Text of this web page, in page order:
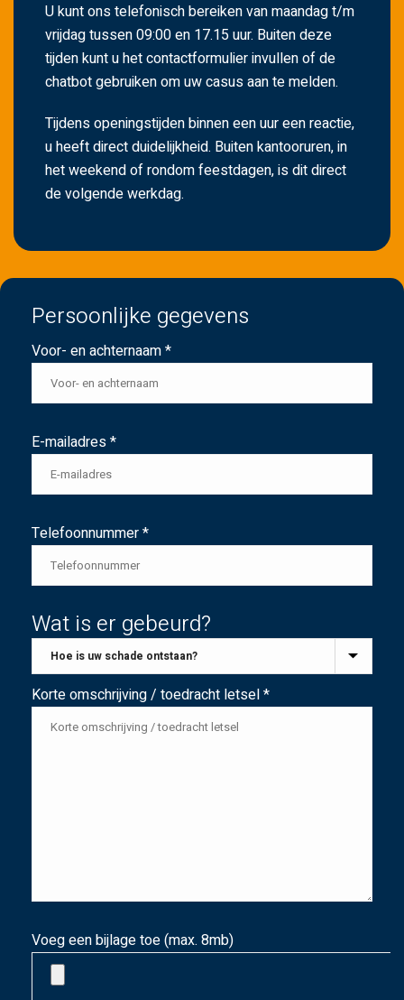
U kunt ons telefonisch bereiken van maandag t/m
vrijdag tussen 09:00 en 17.15 uur. Buiten deze
tijden kunt u het contactformulier invullen of de
chatbot gebruiken om uw casus aan te melden.
Tijdens openingstijden binnen een uur een reactie,
u heeft direct duidelijkheid. Buiten kantooruren, in
het weekend of rondom feestdagen, is dit direct
de volgende werkdag.
Persoonlijke gegevens
Voor- en achternaam *
E-mailadres *
Telefoonnummer *
Wat is er gebeurd?
Korte omschrijving / toedracht letsel *
Voeg een bijlage toe (max. 8mb)